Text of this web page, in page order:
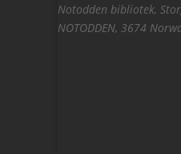
Notodden bibliotek,
NOTODDEN, 3674